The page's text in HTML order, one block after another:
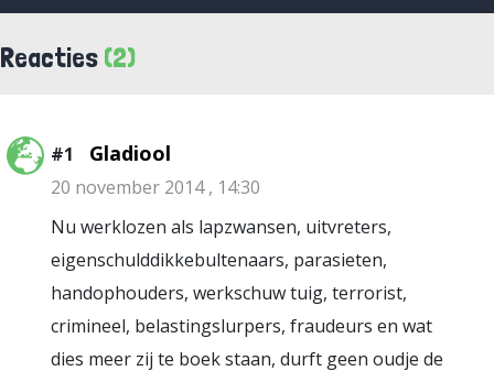
Reacties (2)
#1 Gladiool
20 november 2014 , 14:30
Nu werklozen als lapzwansen, uitvreters,
eigenschulddikkebultenaars, parasieten,
handophouders, werkschuw tuig, terrorist,
crimineel, belastingslurpers, fraudeurs en wat
dies meer zij te boek staan, durft geen oudje de